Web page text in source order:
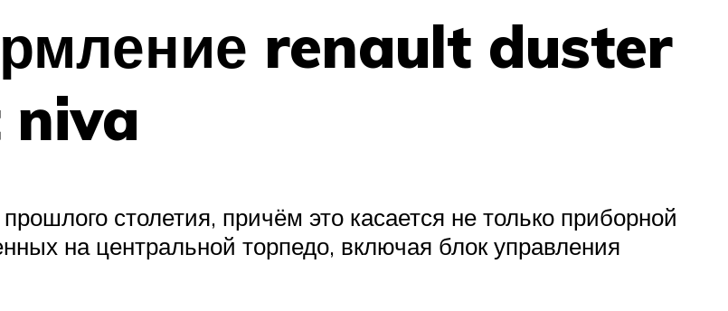
renault duster
niva
столетия, причём это касается не только приборной
на центральной торпедо, включая блок управления